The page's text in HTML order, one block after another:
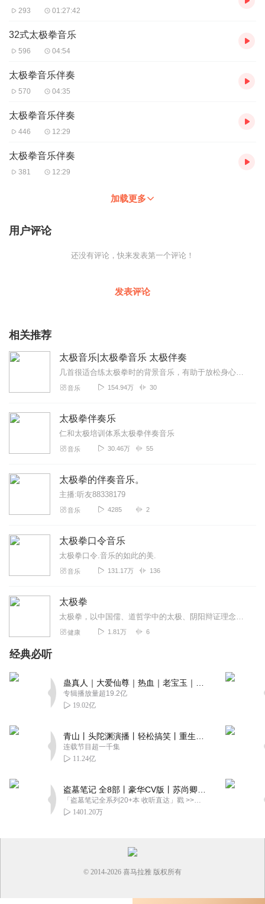
293 01:27:42
32式太极拳音乐
596 04:54
太极拳音乐伴奏
570 04:35
太极拳音乐伴奏
446 12:29
太极拳音乐伴奏
381 12:29
加载更多
用户评论
还没有评论，快来发表第一个评论！
发表评论
相关推荐
太极音乐|太极拳音乐 太极伴奏
几首很适合练太极拳时的背景音乐，有助于放松身心，形松意静，感悟太极玄妙；也适合平时看书、助眠、入静、冥想、发呆、独思。
音乐 154.94万 30
太极拳伴奏乐
仁和太极培训体系太极拳伴奏音乐
音乐 30.46万 55
太极拳的伴奏音乐。
主播:听友88338179
音乐 4285 2
太极拳口令音乐
太极拳口令.音乐的如此的美.
音乐 131.17万 136
太极拳
太极拳，以中国儒、道哲学中的太极、阴阳辩证理念为核心思想，集颐养性情、强身健体、技击对抗等多种功能为一体，结合易学的阴阳五行之变化，中医经络学，古代的导引术和吐...
健康 1.81万 6
经典必听
专辑播放量超19.2亿
19.02亿
连载节目超一千集
11.24亿
「盗墓笔记全系列20+本 收听直达」戳 >>改编自南派三叔同名作品，腾讯音乐娱乐集团出品，冠声文化制作，...
1401.20万
© 2014-2026 喜马拉雅 版权所有